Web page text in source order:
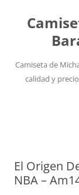
Camiseta de
calidad y
El Origen
NBA –